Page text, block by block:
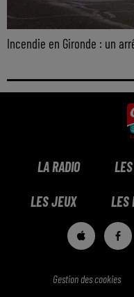
Incendie en Gironde : un
LA RADIO
LES JEUX LES
Gestion des cookies